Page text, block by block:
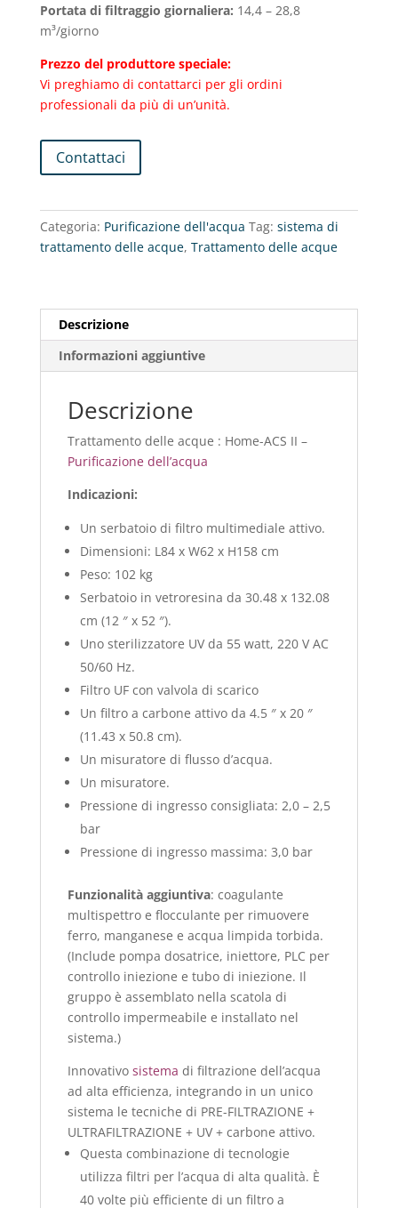
Portata di filtraggio giornaliera: 14,4 – 28,8
m³/giorno
Prezzo del produttore speciale:
Vi preghiamo di contattarci per gli ordini
professionali da più di un’unità.
Contattaci
Categoria: Purificazione dell'acqua Tag: sistema di
trattamento delle acque, Trattamento delle acque
Descrizione
Informazioni aggiuntive
Descrizione
Trattamento delle acque : Home-ACS II –
Purificazione dell’acqua
Indicazioni:
Un serbatoio di filtro multimediale attivo.
Dimensioni: L84 x W62 x H158 cm
Peso: 102 kg
Serbatoio in vetroresina da 30.48 x 132.08
cm (12 ″ x 52 ″).
Uno sterilizzatore UV da 55 watt, 220 V AC
50/60 Hz.
Filtro UF con valvola di scarico
Un filtro a carbone attivo da 4.5 ″ x 20 ″
(11.43 x 50.8 cm).
Un misuratore di flusso d’acqua.
Un misuratore.
Pressione di ingresso consigliata: 2,0 – 2,5
bar
Pressione di ingresso massima: 3,0 bar
Funzionalità aggiuntiva: coagulante
multispettro e flocculante per rimuovere
ferro, manganese e acqua limpida torbida.
(Include pompa dosatrice, iniettore, PLC per
controllo iniezione e tubo di iniezione. Il
gruppo è assemblato nella scatola di
controllo impermeabile e installato nel
sistema.)
Innovativo sistema di filtrazione dell’acqua
ad alta efficienza, integrando in un unico
sistema le tecniche di PRE-FILTRAZIONE +
ULTRAFILTRAZIONE + UV + carbone attivo.
Questa combinazione di tecnologie
utilizza filtri per l’acqua di alta qualità. È
40 volte più efficiente di un filtro a